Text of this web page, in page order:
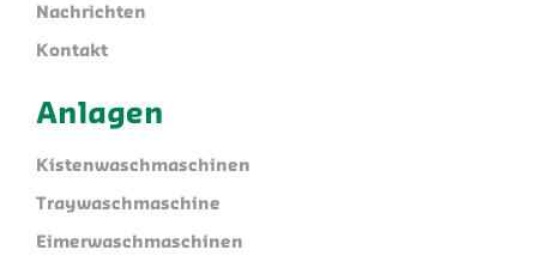
Nachrichten
Kontakt
Anlagen
Kistenwaschmaschinen
Traywaschmaschine
Eimerwaschmaschinen